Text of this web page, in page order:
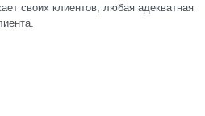
своих клиентов, любая адекватная